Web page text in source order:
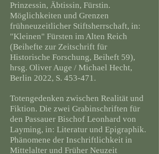
Prinzessin, Äbtissin, Fürstin.
Möglichkeiten und Grenzen
frühneuzeitlicher Stiftsherrschaft, in:
"Kleinen" Fürsten im Alten Reich
(Beihefte zur Zeitschrift für
Historische Forschung, Beiheft 59),
hrsg. Oliver Auge / Michael Hecht,
Berlin 2022, S. 453-471.
Totengedenken zwischen Realität und
Fiktion. Die zwei Grabinschriften für
den Passauer Bischof Leonhard von
Layming, in: Literatur und Epigraphik.
Phänomene der Inschriftlichkeit in
Mittelalter und Früher Neuzeit